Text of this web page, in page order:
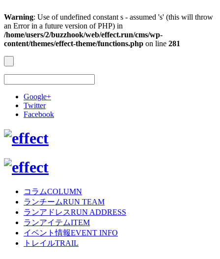
Warning: Use of undefined constant s - assumed 's' (this will throw
an Error in a future version of PHP) in
/home/users/2/buzzhook/web/effect.run/cms/wp-
content/themes/effect-theme/functions.php on line 281
Google+
Twitter
Facebook
コラムCOLUMN
ランチームRUN TEAM
ランアドレスRUN ADDRESS
ランアイテムITEM
イベント情報EVENT INFO
トレイルTRAIL